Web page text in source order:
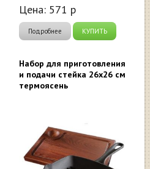
Цена: 571 р
Подробнее КУПИТЬ
Набор для приготовления
и подачи стейка 26х26 см
термоясень